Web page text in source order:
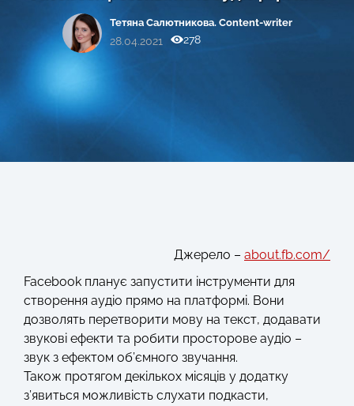
Тетяна Салютникова. Content-writer
28.04.2021 278
Джерело – about.fb.com/
Facebook планує запустити інструменти для
створення аудіо прямо на платформі. Вони
дозволять перетворити мову на текст, додавати
звукові ефекти та робити просторове аудіо –
звук з ефектом об’ємного звучання.
Також протягом декількох місяців у додатку
з’явиться можливість слухати подкасти,